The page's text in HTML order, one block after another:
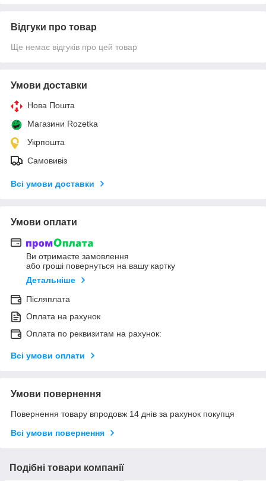
Відгуки про товар
Ще немає відгуків про цей товар
Умови доставки
Нова Пошта
Магазини Rozetka
Укрпошта
Самовивіз
Всі умови доставки
Умови оплати
Ви отримаєте замовлення
або гроші повернуться на вашу картку
Детальніше
Післяплата
Оплата на рахунок
Оплата по реквизитам на рахунок:
Всі умови оплати
Умови повернення
Повернення товару впродовж 14 днів за рахунок покупця
Всі умови повернення
Подібні товари компанії